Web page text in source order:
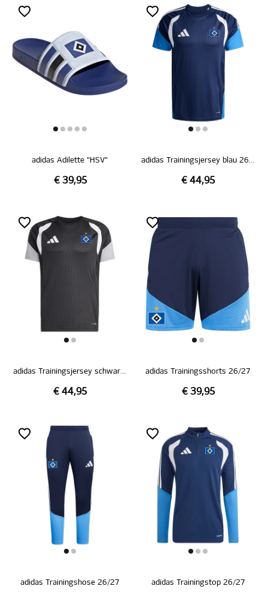
adidas Adilette "HSV"
€ 39,95
adidas Trainingsjersey blau 26/27
€ 44,95
adidas Trainingsjersey schwarz 26/27
€ 44,95
adidas Trainingsshorts 26/27
€ 39,95
adidas Trainingshose 26/27 adidas Trainingstop 26/27